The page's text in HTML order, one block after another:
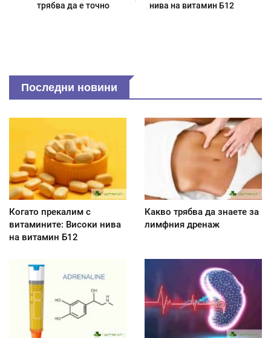
трябва да е точно
нива на витамин Б12
Последни новини
Когато прекалим с
витамините: Високи нива
на витамин Б12
Какво трябва да знаете за
лимфния дренаж